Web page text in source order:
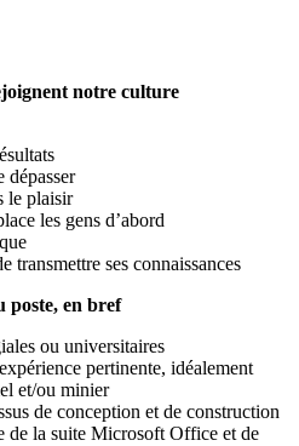
notre culture
dépasser
le plaisir
les gens d’abord
transmettre ses connaissances
poste, en bref
ou universitaires
pertinente, idéalement
et/ou minier
de conception et de construction
de la suite Microsoft Office et de